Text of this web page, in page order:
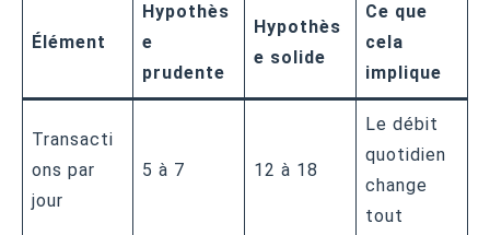
Élément
Hypothès
e
prudente
Hypothès
e solide
Ce que
cela
implique
Transacti
ons par
jour
5 à 7 12 à 18
Le débit
quotidien
change
tout